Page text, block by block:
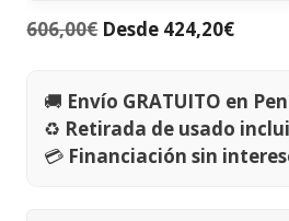
606,00€ Desde 424,20€
🚚 Envío GRATUITO en
♻️ Retirada de usado
💳 Financiación sin